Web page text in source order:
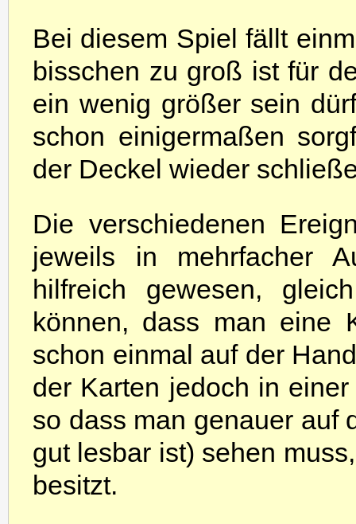
Bei diesem Spiel fällt
bisschen zu groß ist für
ein wenig größer sein
schon einigermaßen
der Deckel wieder
Die verschiedenen
jeweils in mehrfacher
hilfreich gewesen,
können, dass man eine
schon einmal auf der
der Karten jedoch in
so dass man genauer auf
gut lesbar ist) sehen
besitzt.